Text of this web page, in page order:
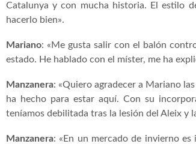
Catalunya y con mucha historia. El estilo
hacerlo bien».
Mariano: «Me gusta salir con el balón
estado. He hablado con el míster, me ha
Manzanera: «Quiero agradecer a Mariano
ha hecho para estar aquí. Con su
teníamos debilitada tras la lesión del Aleix y
Manzanera: «En un mercado de invierno